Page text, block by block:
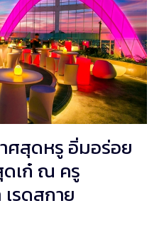
ศสุดหรู อิ่มอร่อย
ดเก๋ ณ ครู
รดสกาย